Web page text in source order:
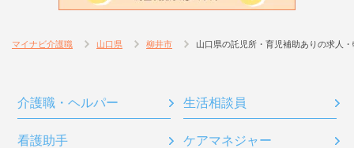
マイナビ介護職 山口県 柳井市 山口県の託児所・育児補助ありの求人
介護職・ヘルパー 生活相談員
看護助手 ケアマネジャー